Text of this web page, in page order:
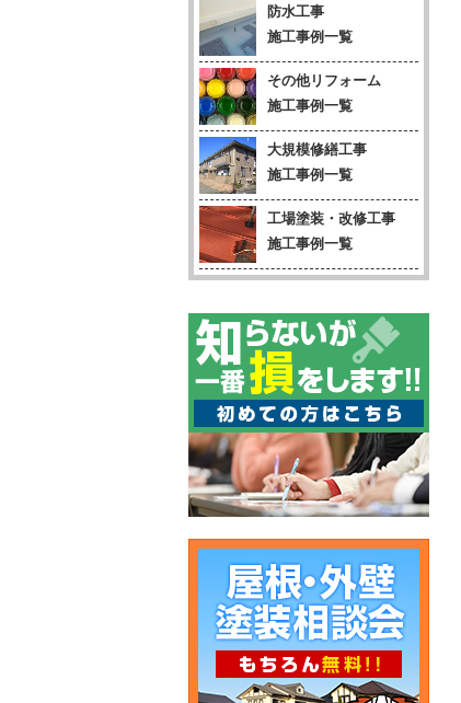
防水工事
施工事例一覧
その他リフォーム
施工事例一覧
大規模修繕工事
施工事例一覧
工場塗装・改修工事
施工事例一覧